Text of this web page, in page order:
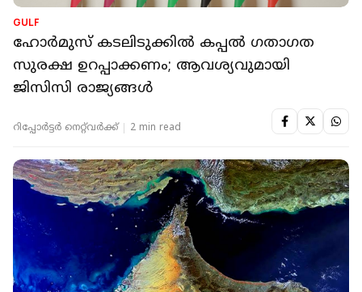
GULF
ഹോർമുസ് കടലിടുക്കിൽ കപ്പൽ ഗതാഗത
സുരക്ഷ ഉറപ്പാക്കണം; ആവശ്യവുമായി
ജിസിസി രാജ്യങ്ങൾ
റിപ്പോർട്ടർ നെറ്റ്‌വര്‍ക്ക്‌ 2 min read